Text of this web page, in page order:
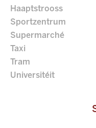
Haaptstrooss
Sportzentrum
Supermarché
Taxi
Tram
Universitéit